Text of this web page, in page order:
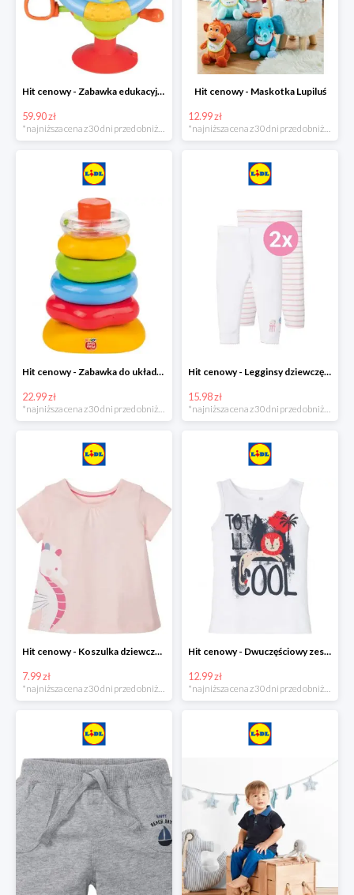
Hit cenowy - Zabawka edukacyjna
59.90 zł
*najniższa cena z 30 dni przed obniżką
Hit cenowy - Maskotka Lupiluś
12.99 zł
*najniższa cena z 30 dni przed obniżką
Hit cenowy - Zabawka do układania, 1 zestaw
22.99 zł
Hit cenowy - Legginsy dziewczęce, 2 pary
15.98 zł
Hit cenowy - Koszulka dziewczęca
7.99 zł
*najniższa cena z 30 dni przed obniżką
Hit cenowy - Dwuczęściowy zestaw chłopięcy
12.99 zł
*najniższa cena z 30 dni przed obniżką